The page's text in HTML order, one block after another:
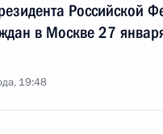
Российской
в Москве 27
19:48